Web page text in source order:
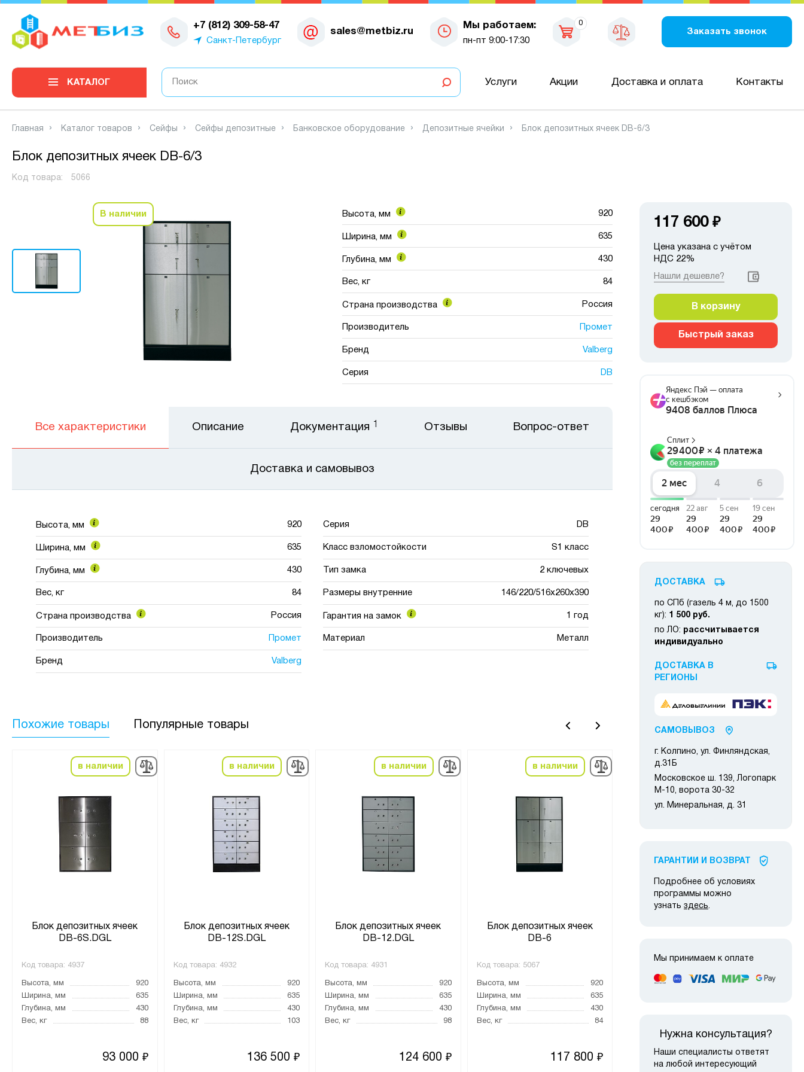
+7 (812) 309-58-47
Санкт-Петербург
sales@metbiz.ru
Мы работаем:
пн-пт 9:00-17:30
0
Заказать звонок
0
КАТАЛОГ Услуги Акции Доставка и оплата Контакты
Главная Каталог товаров Сейфы Сейфы депозитные Банковское оборудование Депозитные ячейки Блок депозитных ячеек DB-6/3
Блок депозитных ячеек DB-6/3
Код товара: 5066
В наличии Высота, мм 920
Ширина, мм 635
Глубина, мм 430
Вес, кг 84
Страна производства Россия
Производитель Промет
Бренд Valberg
Серия DB
Все характеристики
Высота, мм 920
Ширина, мм 635
Глубина, мм 430
Вес, кг 84
Страна производства Россия
Производитель Промет
Бренд Valberg
Серия DB
Класс взломостойкости S1 класс
Тип замка 2 ключевых
Размеры внутренние 146/220/516x260x390
Гарантия на замок 1 год
Материал Металл
Описание Документация 1 Отзывы Вопрос-ответ
Доставка и самовывоз
Похожие товары Популярные товары
в наличии
Блок депозитных ячеек
DB-6S.DGL
Код товара: 4937
Высота, мм
920
Ширина, мм
635
Глубина, мм
430
Вес, кг
88
93 000 ₽
в наличии
Блок депозитных ячеек
DB-12S.DGL
Код товара: 4932
Высота, мм
920
Ширина, мм
635
Глубина, мм
430
Вес, кг
103
136 500 ₽
в наличии
Блок депозитных ячеек
DB-12.DGL
Код товара: 4931
Высота, мм
920
Ширина, мм
635
Глубина, мм
430
Вес, кг
98
124 600 ₽
в наличии
Блок депозитных ячеек
DB-6
Код товара: 5067
Высота, мм
920
Ширина, мм
635
Глубина, мм
430
Вес, кг
84
117 800 ₽
Высота, мм
920
224 400₽
117 600 ₽
Цена указана с учётом
НДС 22%
Нашли дешевле?
В корзину
Быстрый заказ
ДОСТАВКА
по СПб (газель 4 м, до 1500
кг): 1 500 руб.
по ЛО: рассчитывается
индивидуально
ДОСТАВКА В
РЕГИОНЫ
САМОВЫВОЗ
г. Колпино, ул. Финляндская,
д.31Б
Московское ш. 139, Логопарк
М-10, ворота 30-32
ул. Минеральная, д. 31
ГАРАНТИИ И ВОЗВРАТ
Подробнее об условиях
программы можно
узнать здесь.
Мы принимаем к оплате
Нужна консультация?
Наши специалисты ответят
на любой интересующий